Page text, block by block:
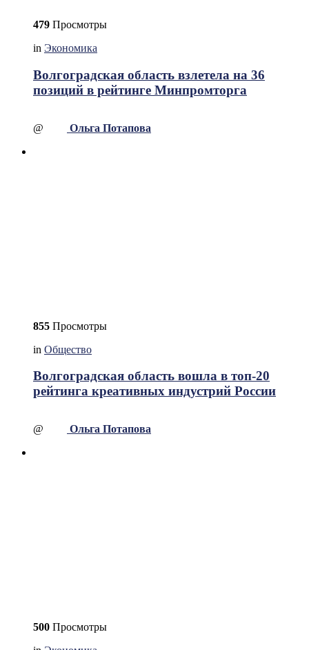
479 Просмотры
in Экономика
Волгоградская область взлетела на 36
позиций в рейтинге Минпромторга
@ Ольга Потапова
855 Просмотры
in Общество
Волгоградская область вошла в топ-20
рейтинга креативных индустрий России
@ Ольга Потапова
500 Просмотры